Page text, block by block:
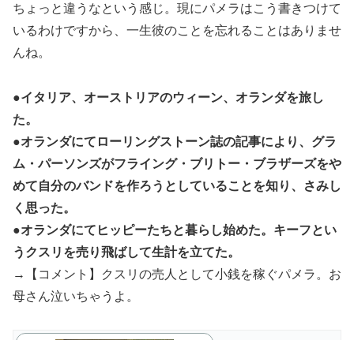
ちょっと違うなという感じ。現にパメラはこう書きつけて
いるわけですから、一生彼のことを忘れることはありませ
んね。
●イタリア、オーストリアのウィーン、オランダを旅し
た。
●オランダにてローリングストーン誌の記事により、グラ
ム・パーソンズがフライング・ブリトー・ブラザーズをや
めて自分のバンドを作ろうとしていることを知り、さみし
く思った。
●オランダにてヒッピーたちと暮らし始めた。キーフとい
うクスリを売り飛ばして生計を立てた。
→【コメント】クスリの売人として小銭を稼ぐパメラ。お
母さん泣いちゃうよ。